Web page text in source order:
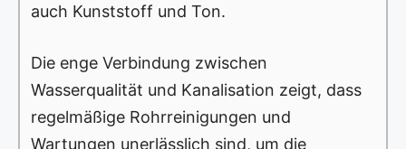
auch Kunststoff und Ton.
Die enge Verbindung zwischen
Wasserqualität und Kanalisation zeigt, dass
regelmäßige Rohrreinigungen und
Wartungen unerlässlich sind, um die